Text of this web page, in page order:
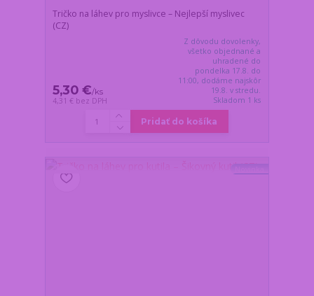
Tričko na láhev pro myslivce – Nejlepší myslivec
(CZ)
5,30 €/ks
4,31 € bez DPH
Z dôvodu dovolenky,
všetko objednané a
uhradené do
pondelka 17.8. do
11:00, dodáme najskôr
19.8. v stredu.
Skladom 1 ks
Pridať do košíka